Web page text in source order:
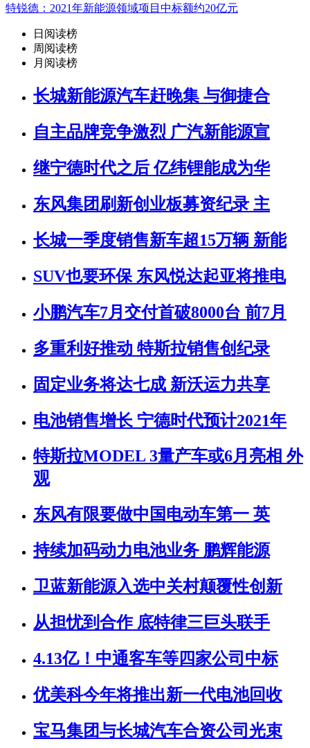
特锐德：2021年新能源领域项目中标额约20亿元
日阅读榜
周阅读榜
月阅读榜
长城新能源汽车赶晚集 与御捷合
自主品牌竞争激烈 广汽新能源宣
继宁德时代之后 亿纬锂能成为华
东风集团刷新创业板募资纪录 主
长城一季度销售新车超15万辆 新能
SUV也要环保 东风悦达起亚将推电
小鹏汽车7月交付首破8000台 前7月
多重利好推动 特斯拉销售创纪录
固定业务将达七成 新沃运力共享
电池销售增长 宁德时代预计2021年
特斯拉MODEL 3量产车或6月亮相 外
观
东风有限要做中国电动车第一 英
持续加码动力电池业务 鹏辉能源
卫蓝新能源入选中关村颠覆性创新
从担忧到合作 底特律三巨头联手
4.13亿！中通客车等四家公司中标
优美科今年将推出新一代电池回收
宝马集团与长城汽车合资公司光束